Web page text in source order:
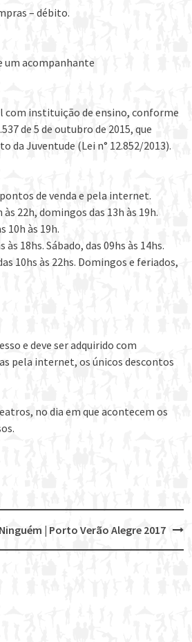
– débito.
um acompanhante
com instituição de ensino, conforme
de 5 de outubro de 2015, que
da Juventude (Lei n° 12.852/2013).
de venda e pela internet.
22h, domingos das 13h às 19h.
10h às 19h.
18hs. Sábado, das 09hs às 14hs.
10hs às 22hs. Domingos e feriados,
e deve ser adquirido com
pela internet, os únicos descontos
no dia em que acontecem os
| Porto Verão Alegre 2017